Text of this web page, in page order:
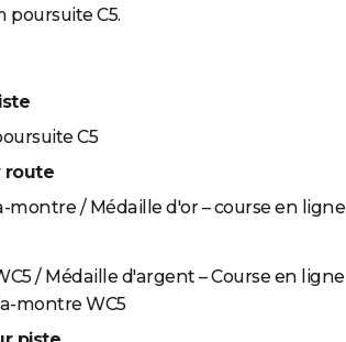
poursuite C5.
C5
route
montre / Médaille d'or – course en ligne
/ Médaille d'argent – Course en ligne
montre WC5